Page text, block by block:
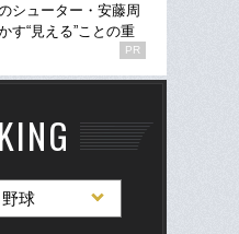
シューター・安藤周
す“見える”ことの重
PR
球